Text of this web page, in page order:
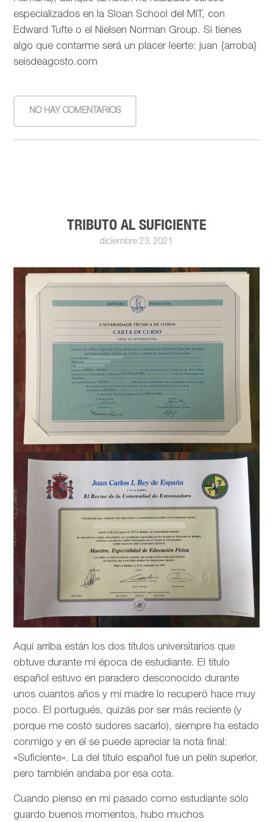
especializados en la Sloan School del MIT, con
Edward Tufte o el Nielsen Norman Group. Si tienes
algo que contarme será un placer leerte: juan {arroba}
seisdeagosto.com
NO HAY COMENTARIOS
TRIBUTO AL SUFICIENTE
diciembre 23, 2021
Aquí arriba están los dos títulos universitarios que
obtuve durante mi época de estudiante. El título
español estuvo en paradero desconocido durante
unos cuantos años y mi madre lo recuperó hace muy
poco. El portugués, quizás por ser más reciente (y
porque me costó sudores sacarlo), siempre ha estado
conmigo y en él se puede apreciar la nota final:
«Suficiente». La del título español fue un pelín superior,
pero también andaba por esa cota.
Cuando pienso en mi pasado como estudiante sólo
guardo buenos momentos, hubo muchos